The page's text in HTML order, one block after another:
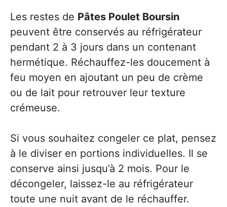
Les restes de Pâtes Poulet Boursin
peuvent être conservés au réfrigérateur
pendant 2 à 3 jours dans un contenant
hermétique. Réchauffez-les doucement à
feu moyen en ajoutant un peu de crème
ou de lait pour retrouver leur texture
crémeuse.
Si vous souhaitez congeler ce plat, pensez
à le diviser en portions individuelles. Il se
conserve ainsi jusqu’à 2 mois. Pour le
décongeler, laissez-le au réfrigérateur
toute une nuit avant de le réchauffer.